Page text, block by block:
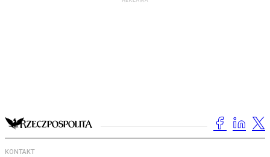
KONTAKT